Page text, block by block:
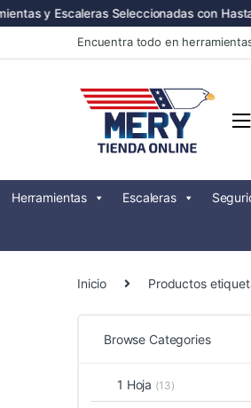
y Escaleras Seleccionadas con Hasta
to
to
Encuentra todo en
Herramientas Escaleras
Inicio Productos
Browse Categories
1 Hoja (13)